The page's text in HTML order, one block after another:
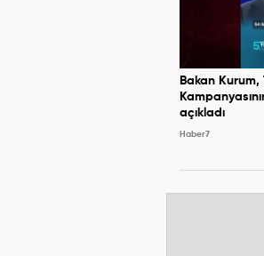
Bakan Kurum,
açıkladı
Haber7